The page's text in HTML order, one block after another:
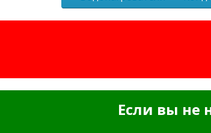
Если вы не